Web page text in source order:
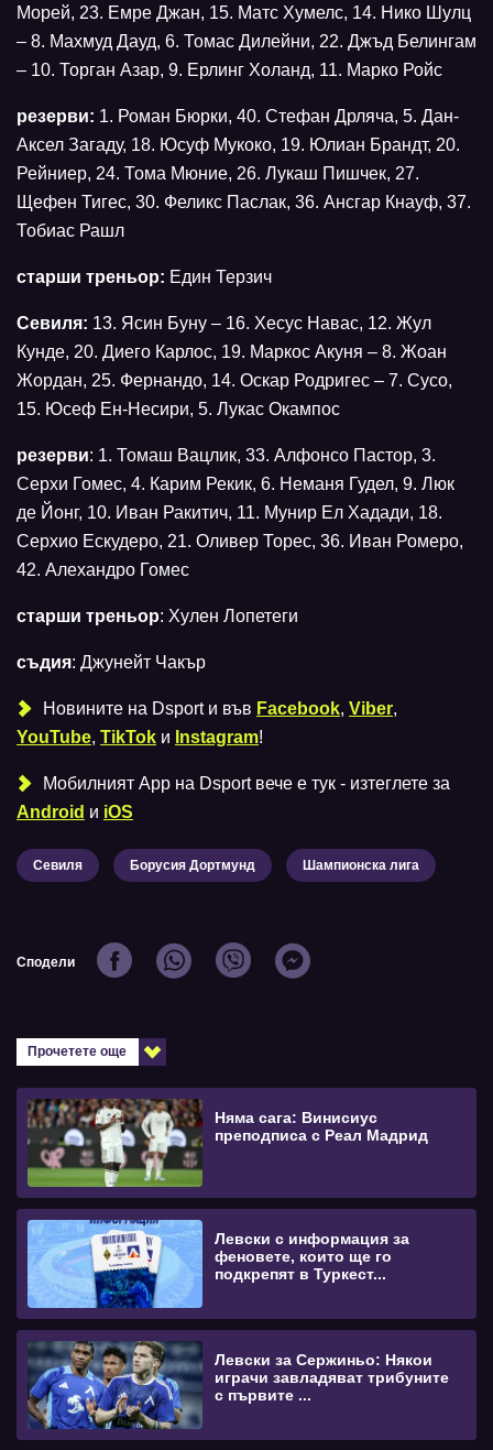
Морей, 23. Емре Джан, 15. Матс Хумелс, 14. Нико Шулц
– 8. Махмуд Дауд, 6. Томас Дилейни, 22. Джъд Белингам
– 10. Торган Азар, 9. Ерлинг Холанд, 11. Марко Ройс
резерви: 1. Роман Бюрки, 40. Стефан Дрляча, 5. Дан-
Аксел Загаду, 18. Юсуф Мукоко, 19. Юлиан Брандт, 20.
Рейниер, 24. Тома Мюние, 26. Лукаш Пишчек, 27.
Щефен Тигес, 30. Феликс Паслак, 36. Ансгар Кнауф, 37.
Тобиас Рашл
старши треньор: Един Терзич
Севиля: 13. Ясин Буну – 16. Хесус Навас, 12. Жул
Кунде, 20. Диего Карлос, 19. Маркос Акуня – 8. Жоан
Жордан, 25. Фернандо, 14. Оскар Родригес – 7. Сусо,
15. Юсеф Ен-Несири, 5. Лукас Окампос
резерви: 1. Томаш Вацлик, 33. Алфонсо Пастор, 3.
Серхи Гомес, 4. Карим Рекик, 6. Неманя Гудел, 9. Люк
де Йонг, 10. Иван Ракитич, 11. Мунир Ел Хадади, 18.
Серхио Ескудеро, 21. Оливер Торес, 36. Иван Ромеро,
42. Алехандро Гомес
старши треньор: Хулен Лопетеги
съдия: Джунейт Чакър
Новините на Dsport и във Facebook, Viber,
YouTube, TikTok и Instagram!
Мобилният Аpp на Dsport вече е тук - изтеглете за
Android и iOS
Севиля Борусия Дортмунд Шампионска лига
Сподели
Прочетете още
Няма сага: Винисиус
преподписа с Реал Мадрид
Левски с информация за
феновете, които ще го
подкрепят в Туркест...
Левски за Сержиньо: Някои
играчи завладяват трибуните
с първите ...